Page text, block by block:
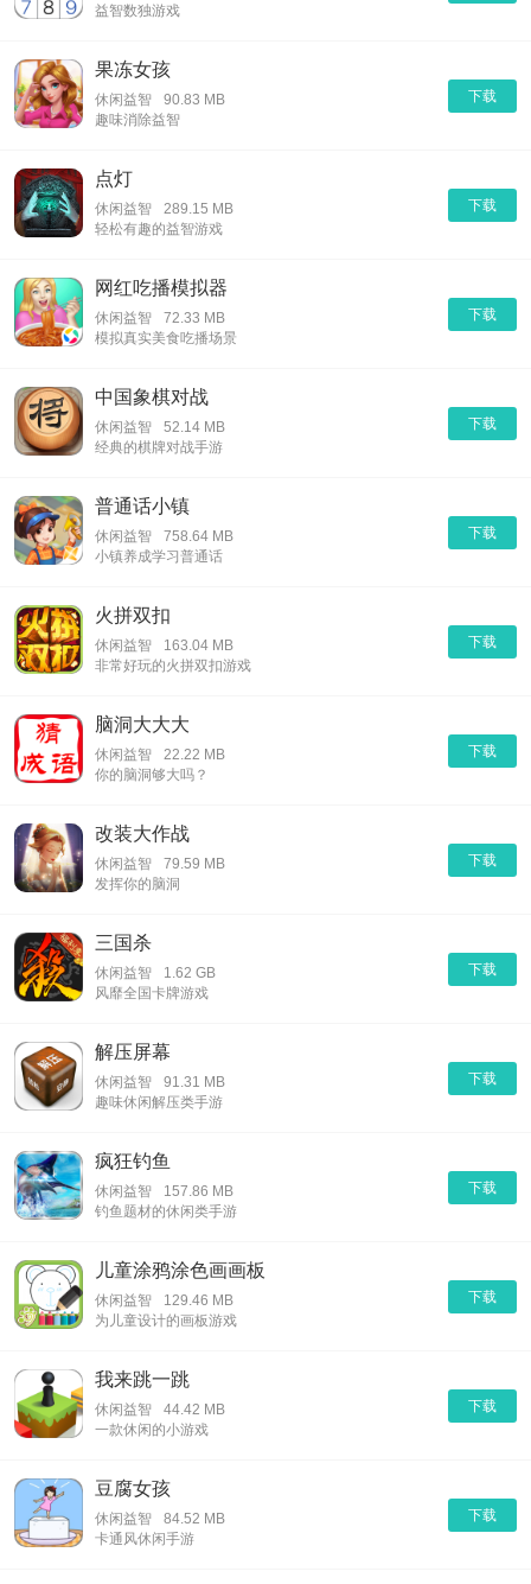
益智数独游戏
下载
果冻女孩
休闲益智
90.83 MB
趣味消除益智
下载
点灯
休闲益智
289.15 MB
轻松有趣的益智游戏
下载
网红吃播模拟器
休闲益智
72.33 MB
模拟真实美食吃播场景
下载
中国象棋对战
休闲益智
52.14 MB
经典的棋牌对战手游
下载
普通话小镇
休闲益智
758.64 MB
小镇养成学习普通话
下载
火拼双扣
休闲益智
163.04 MB
非常好玩的火拼双扣游戏
下载
脑洞大大大
休闲益智
22.22 MB
你的脑洞够大吗？
下载
改装大作战
休闲益智
79.59 MB
发挥你的脑洞
下载
三国杀
休闲益智
1.62 GB
风靡全国卡牌游戏
下载
解压屏幕
休闲益智
91.31 MB
趣味休闲解压类手游
下载
疯狂钓鱼
休闲益智
157.86 MB
钓鱼题材的休闲类手游
下载
儿童涂鸦涂色画画板
休闲益智
129.46 MB
为儿童设计的画板游戏
下载
我来跳一跳
休闲益智
44.42 MB
一款休闲的小游戏
下载
豆腐女孩
休闲益智
84.52 MB
卡通风休闲手游